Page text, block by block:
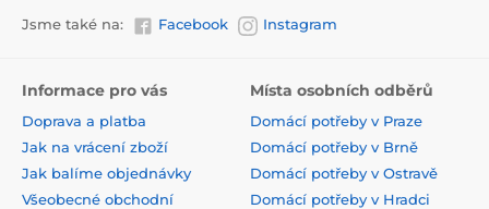
Jsme také na: Facebook Instagram
Informace pro vás
Doprava a platba
Jak na vrácení zboží
Jak balíme objednávky
Všeobecné obchodní
Místa osobních odběrů
Domácí potřeby v Praze
Domácí potřeby v Brně
Domácí potřeby v Ostravě
Domácí potřeby v Hradci